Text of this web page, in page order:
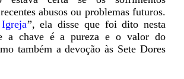
abusos ou problemas futuros.
”, ela disse que foi dito nesta
a chave é a pureza e o valor do
também a devoção às Sete Dores